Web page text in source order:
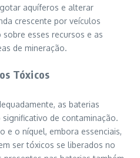
aquíferos e alterar
crescente por veículos
esses recursos e as
de mineração.
Tóxicos
as baterias
de contaminação.
e o níquel, embora essenciais,
ser tóxicos se liberados no